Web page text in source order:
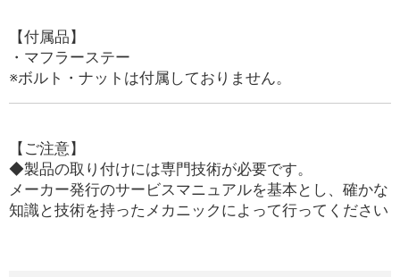
【付属品】
・マフラーステー
※ボルト・ナットは付属しておりません。
【ご注意】
◆製品の取り付けには専門技術が必要です。
メーカー発行のサービスマニュアルを基本とし、確かな
知識と技術を持ったメカニックによって行ってください